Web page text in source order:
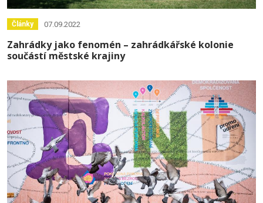
Články 07.09.2022
Zahrádky jako fenomén – zahrádkářské kolonie
součástí městské krajiny